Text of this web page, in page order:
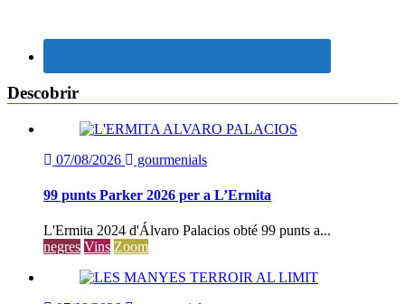
Descobrir
07/08/2026 gourmenials
99 punts Parker 2026 per a L’Ermita
L'Ermita 2024 d'Álvaro Palacios obté 99 punts a...
negres Vins Zoom